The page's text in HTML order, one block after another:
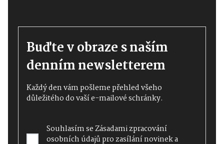
Buďte v obraze s naším
denním newsletterem
Každý den vám pošleme přehled všeho
důležitého do vaší e-mailové schránky.
Souhlasím seZásadami zpracování
osobních údajůpro zasílání novinek a